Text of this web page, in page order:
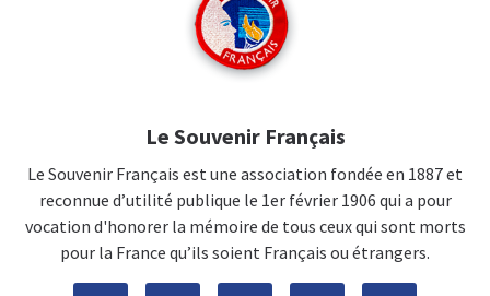
Le Souvenir Français
Le Souvenir Français est une association fondée en 1887 et
reconnue d’utilité publique le 1er février 1906 qui a pour
vocation d'honorer la mémoire de tous ceux qui sont morts
pour la France qu’ils soient Français ou étrangers.